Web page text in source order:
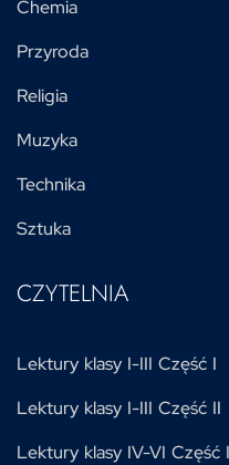
Chemia
Przyroda
Religia
Muzyka
Technika
Sztuka
CZYTELNIA
Lektury klasy I-III Część I
Lektury klasy I-III Część II
Lektury klasy IV-VI Część I